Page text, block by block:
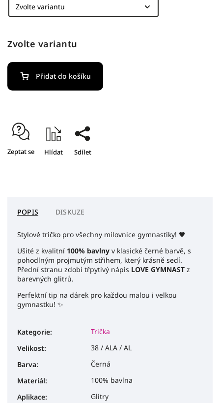
Zvolte variantu
Přidat do košíku
Zeptat se Hlídat Sdílet
POPIS DISKUZE
Stylové tričko pro všechny milovnice gymnastiky! 🖤
Ušité z kvalitní 100% bavlny v klasické černé barvě, s
pohodlným projmutým střihem, který krásně sedí.
Přední stranu zdobí třpytivý nápis LOVE GYMNAST z
barevných glitrů.
Perfektní tip na dárek pro každou malou i velkou
gymnastku! ✨
Kategorie:
Trička
Velikost:
38 / ALA / AL
Barva:
Černá
Materiál:
100% bavlna
Aplikace: Glitry